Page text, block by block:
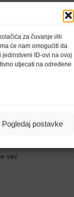
za čuvanje i/ili
će nam omogućiti da
ID-ovi na ovoj
utjecati na određene
Pogledaj postavke
82
dan,
u
već